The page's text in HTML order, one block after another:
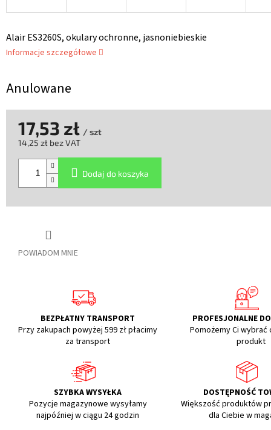
Anulowane
Alair ES3260S, okulary ochronne, jasnoniebieskie
Informacje szczegółowe
POWIADOM MNIE
17,53 zł / szt
14,25 zł bez VAT
jednostkowa:
Dodaj do koszyka
BEZPŁATNY TRANSPORT
Przy zakupach powyżej 599 zł płacimy
za transport
PROFESJONALNE
Pomożemy Ci
produkt
SZYBKA WYSYŁKA
Pozycje magazynowe wysyłamy
najpóźniej w ciągu 24 godzin
DOSTĘPNOŚĆ
Większość produktów
dla Ciebie w